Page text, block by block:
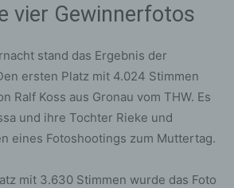
vier Gewinnerfotos
stand das Ergebnis der
ersten Platz mit 4.024 Stimmen
Ralf Koss aus Gronau vom THW. Es
und ihre Tochter Rieke und
eines Fotoshootings zum Muttertag.
mit 3.630 Stimmen wurde das Foto